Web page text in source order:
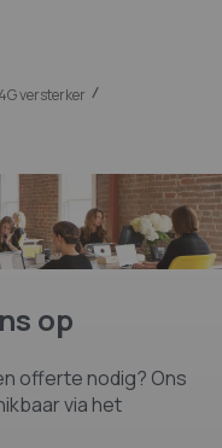
4G versterker
op
offerte nodig? Ons
via het